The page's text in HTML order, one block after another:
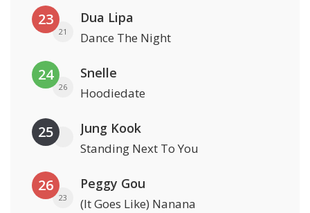
23
21
Dua Lipa
Dance The Night
24
26
Snelle
Hoodiedate
25 Jung Kook
Standing Next To You
26
23
Peggy Gou
(It Goes Like) Nanana